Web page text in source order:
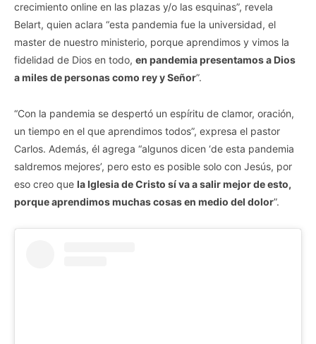
crecimiento online en las plazas y/o las esquinas”, revela
Belart, quien aclara “esta pandemia fue la universidad, el
master de nuestro ministerio, porque aprendimos y vimos la
fidelidad de Dios en todo, en pandemia presentamos a Dios
a miles de personas como rey y Señor”.
“Con la pandemia se despertó un espíritu de clamor, oración,
un tiempo en el que aprendimos todos”, expresa el pastor
Carlos. Además, él agrega “algunos dicen ‘de esta pandemia
saldremos mejores’, pero esto es posible solo con Jesús, por
eso creo que la Iglesia de Cristo sí va a salir mejor de esto,
porque aprendimos muchas cosas en medio del dolor”.